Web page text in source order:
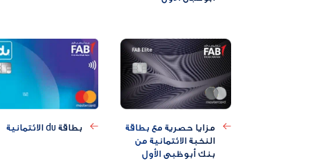
مزايا حصرية مع بطاقة
النخبة الائتمانية من
بنك أبوظبي الأول
بطاقة du الائتمانية